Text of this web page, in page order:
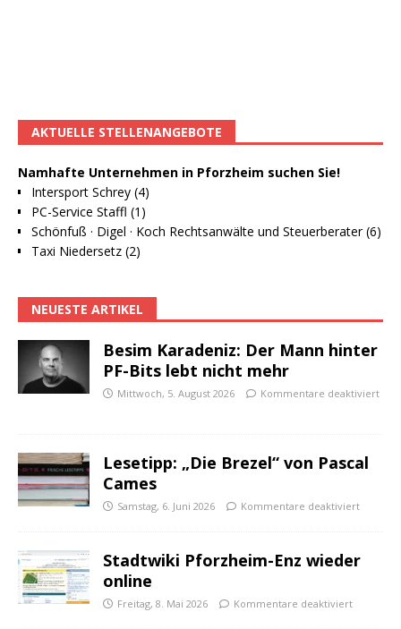
AKTUELLE STELLENANGEBOTE
Namhafte Unternehmen in Pforzheim suchen Sie!
Intersport Schrey (4)
PC-Service Staffl (1)
Schönfuß · Digel · Koch Rechtsanwälte und Steuerberater (6)
Taxi Niedersetz (2)
NEUESTE ARTIKEL
Besim Karadeniz: Der Mann hinter
PF-Bits lebt nicht mehr
Mittwoch, 5. August 2026 Kommentare deaktiviert
Lesetipp: „Die Brezel“ von Pascal
Cames
Samstag, 6. Juni 2026 Kommentare deaktiviert
Stadtwiki Pforzheim-Enz wieder
online
Freitag, 8. Mai 2026 Kommentare deaktiviert